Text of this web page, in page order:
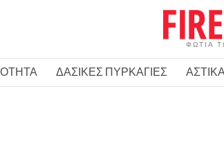
ΦΩΤΙΑ
ΔΑΣΙΚΕΣ ΠΥΡΚΑΓΙΕΣ